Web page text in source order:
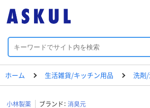
ホーム 生活雑貨/キッチン用品 洗剤
小林製薬 ブランド： 消臭元